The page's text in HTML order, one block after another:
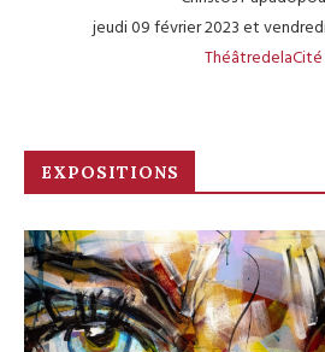
jeudi 09 février 2023 et
ThéâtredelaCité
EXPOSITIONS